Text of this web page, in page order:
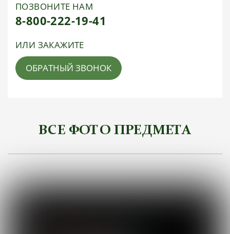
ПОЗВОНИТЕ НАМ
8-800-222-19-41
ИЛИ ЗАКАЖИТЕ
ОБРАТНЫЙ ЗВОНОК
ВСЕ ФОТО ПРЕДМЕТА